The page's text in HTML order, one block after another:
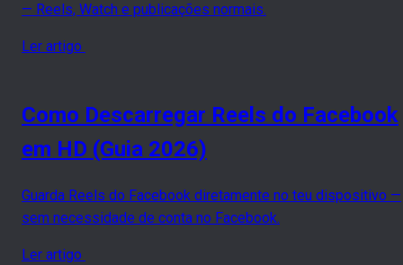
— Reels, Watch e publicações normais.
Ler artigo
Como Descarregar Reels do Facebook
em HD (Guia 2026)
Guarda Reels do Facebook diretamente no teu dispositivo —
sem necessidade de conta no Facebook.
Ler artigo